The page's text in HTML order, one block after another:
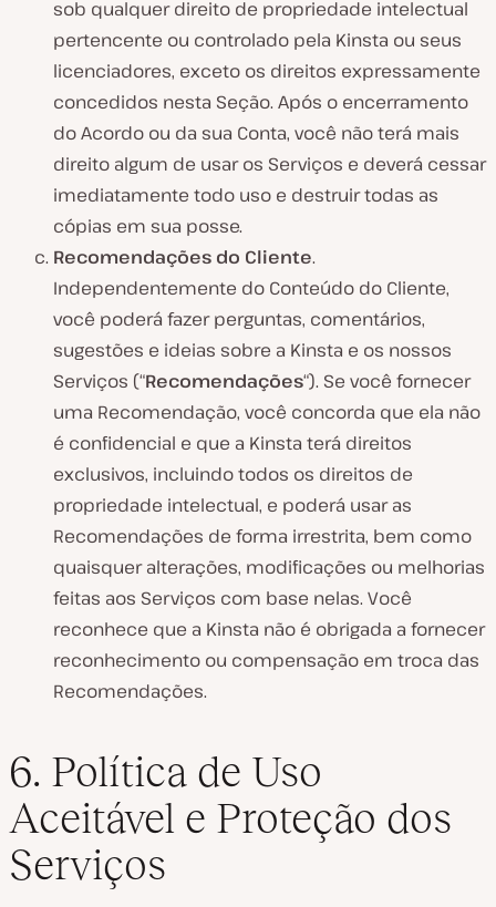
sob qualquer direito de propriedade intelectual
pertencente ou controlado pela Kinsta ou seus
licenciadores, exceto os direitos expressamente
concedidos nesta Seção. Após o encerramento
do Acordo ou da sua Conta, você não terá mais
direito algum de usar os Serviços e deverá cessar
imediatamente todo uso e destruir todas as
cópias em sua posse.
Recomendações do Cliente.
Independentemente do Conteúdo do Cliente,
você poderá fazer perguntas, comentários,
sugestões e ideias sobre a Kinsta e os nossos
Serviços (“Recomendações“). Se você fornecer
uma Recomendação, você concorda que ela não
é confidencial e que a Kinsta terá direitos
exclusivos, incluindo todos os direitos de
propriedade intelectual, e poderá usar as
Recomendações de forma irrestrita, bem como
quaisquer alterações, modificações ou melhorias
feitas aos Serviços com base nelas. Você
reconhece que a Kinsta não é obrigada a fornecer
reconhecimento ou compensação em troca das
Recomendações.
6. Política de Uso
Aceitável e Proteção dos
Serviços